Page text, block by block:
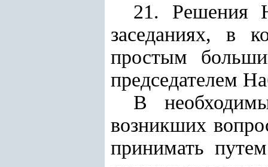
21. Решения
заседаниях, в
простым
председателем
В
возникших
принимать